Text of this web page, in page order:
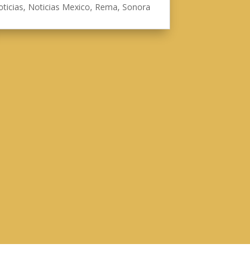
, Noticias Mexico, Rema, Sonora